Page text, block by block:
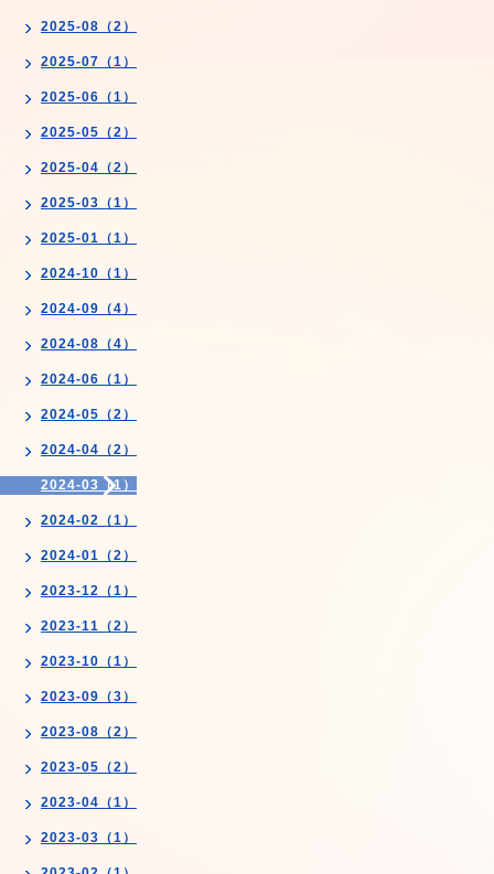
2025-08（2）
2025-07（1）
2025-06（1）
2025-05（2）
2025-04（2）
2025-03（1）
2025-01（1）
2024-10（1）
2024-09（4）
2024-08（4）
2024-06（1）
2024-05（2）
2024-04（2）
2024-03（1）
2024-02（1）
2024-01（2）
2023-12（1）
2023-11（2）
2023-10（1）
2023-09（3）
2023-08（2）
2023-05（2）
2023-04（1）
2023-03（1）